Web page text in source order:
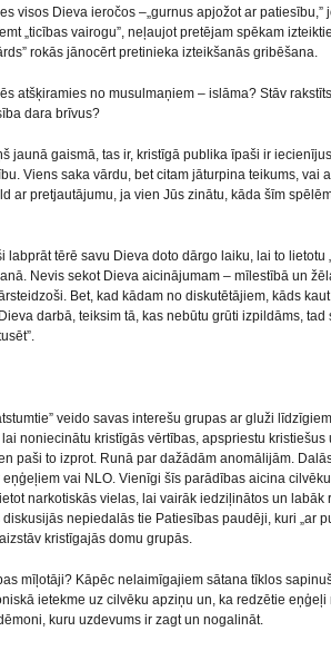
visos Dieva ieročos –„gurnus apjožot ar patiesību,”
„ticības vairogu”, neļaujot pretējam spēkam
rokās jānocērt pretinieka izteikšanās gribēšana.
atšķiramies no musulmaņiem – islāma? Stāv
dara brīvus?
jaunā gaismā, tas ir, kristīgā publika īpaši ir
Viens saka vārdu, bet citam jāturpina teikums, vai
ar pretjautājumu, ja vien Jūs zinātu, kāda šīm
labprāt tērē savu Dieva doto dārgo laiku, lai to lietotu
Nevis sekot Dieva aicinājumam – mīlestībā un
Bet, kad kādam no diskutētājiem, kāds
darbā, teiksim tā, kas nebūtu grūti izpildāms, tad
veido savas interešu grupas ar gluži
noniecinātu kristīgās vērtības, apspriestu kristiešus
paši to izprot. Runā par dažādām anomālijām.
vai NLO. Vienīgi šīs parādības aicina
narkotiskās vielas, lai vairāk iedziļinātos un labāk
nepiedalās tie Patiesības paudēji, kuri „ar
kristīgajās domu grupās.
mīļotāji? Kāpēc nelaimīgajiem sātana tīklos
ietekme uz cilvēku apziņu un, ka redzētie eņģeļi
kuru uzdevums ir zagt un nogalināt.